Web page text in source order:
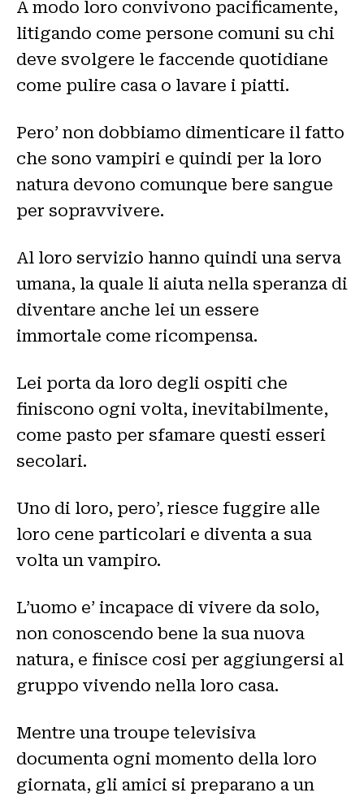
A modo loro convivono pacificamente,
litigando come persone comuni su chi
deve svolgere le faccende quotidiane
come pulire casa o lavare i piatti.
Pero’ non dobbiamo dimenticare il fatto
che sono vampiri e quindi per la loro
natura devono comunque bere sangue
per sopravvivere.
Al loro servizio hanno quindi una serva
umana, la quale li aiuta nella speranza di
diventare anche lei un essere
immortale come ricompensa.
Lei porta da loro degli ospiti che
finiscono ogni volta, inevitabilmente,
come pasto per sfamare questi esseri
secolari.
Uno di loro, pero’, riesce fuggire alle
loro cene particolari e diventa a sua
volta un vampiro.
L’uomo e’ incapace di vivere da solo,
non conoscendo bene la sua nuova
natura, e finisce cosi per aggiungersi al
gruppo vivendo nella loro casa.
Mentre una troupe televisiva
documenta ogni momento della loro
giornata, gli amici si preparano a un